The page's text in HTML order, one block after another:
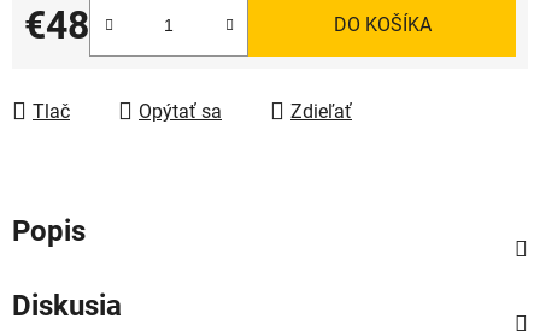
€48
Jednotková cena:
DO KOŠÍKA
Tlač Opýtať sa Zdieľať
Popis
Diskusia